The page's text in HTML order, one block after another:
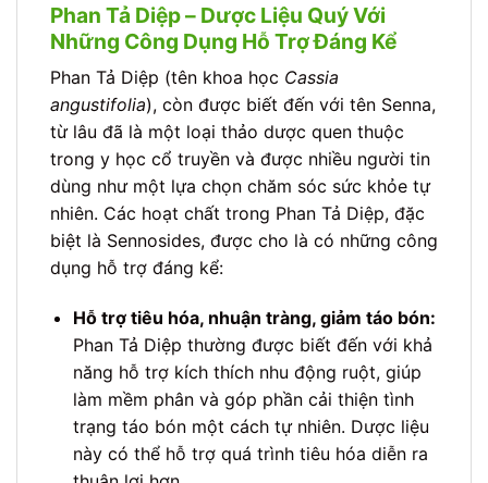
Phan Tả Diệp – Dược Liệu Quý Với
Những Công Dụng Hỗ Trợ Đáng Kể
Phan Tả Diệp (tên khoa học Cassia
angustifolia), còn được biết đến với tên Senna,
từ lâu đã là một loại thảo dược quen thuộc
trong y học cổ truyền và được nhiều người tin
dùng như một lựa chọn chăm sóc sức khỏe tự
nhiên. Các hoạt chất trong Phan Tả Diệp, đặc
biệt là Sennosides, được cho là có những công
dụng hỗ trợ đáng kể:
Hỗ trợ tiêu hóa, nhuận tràng, giảm táo bón:
Phan Tả Diệp thường được biết đến với khả
năng hỗ trợ kích thích nhu động ruột, giúp
làm mềm phân và góp phần cải thiện tình
trạng táo bón một cách tự nhiên. Dược liệu
này có thể hỗ trợ quá trình tiêu hóa diễn ra